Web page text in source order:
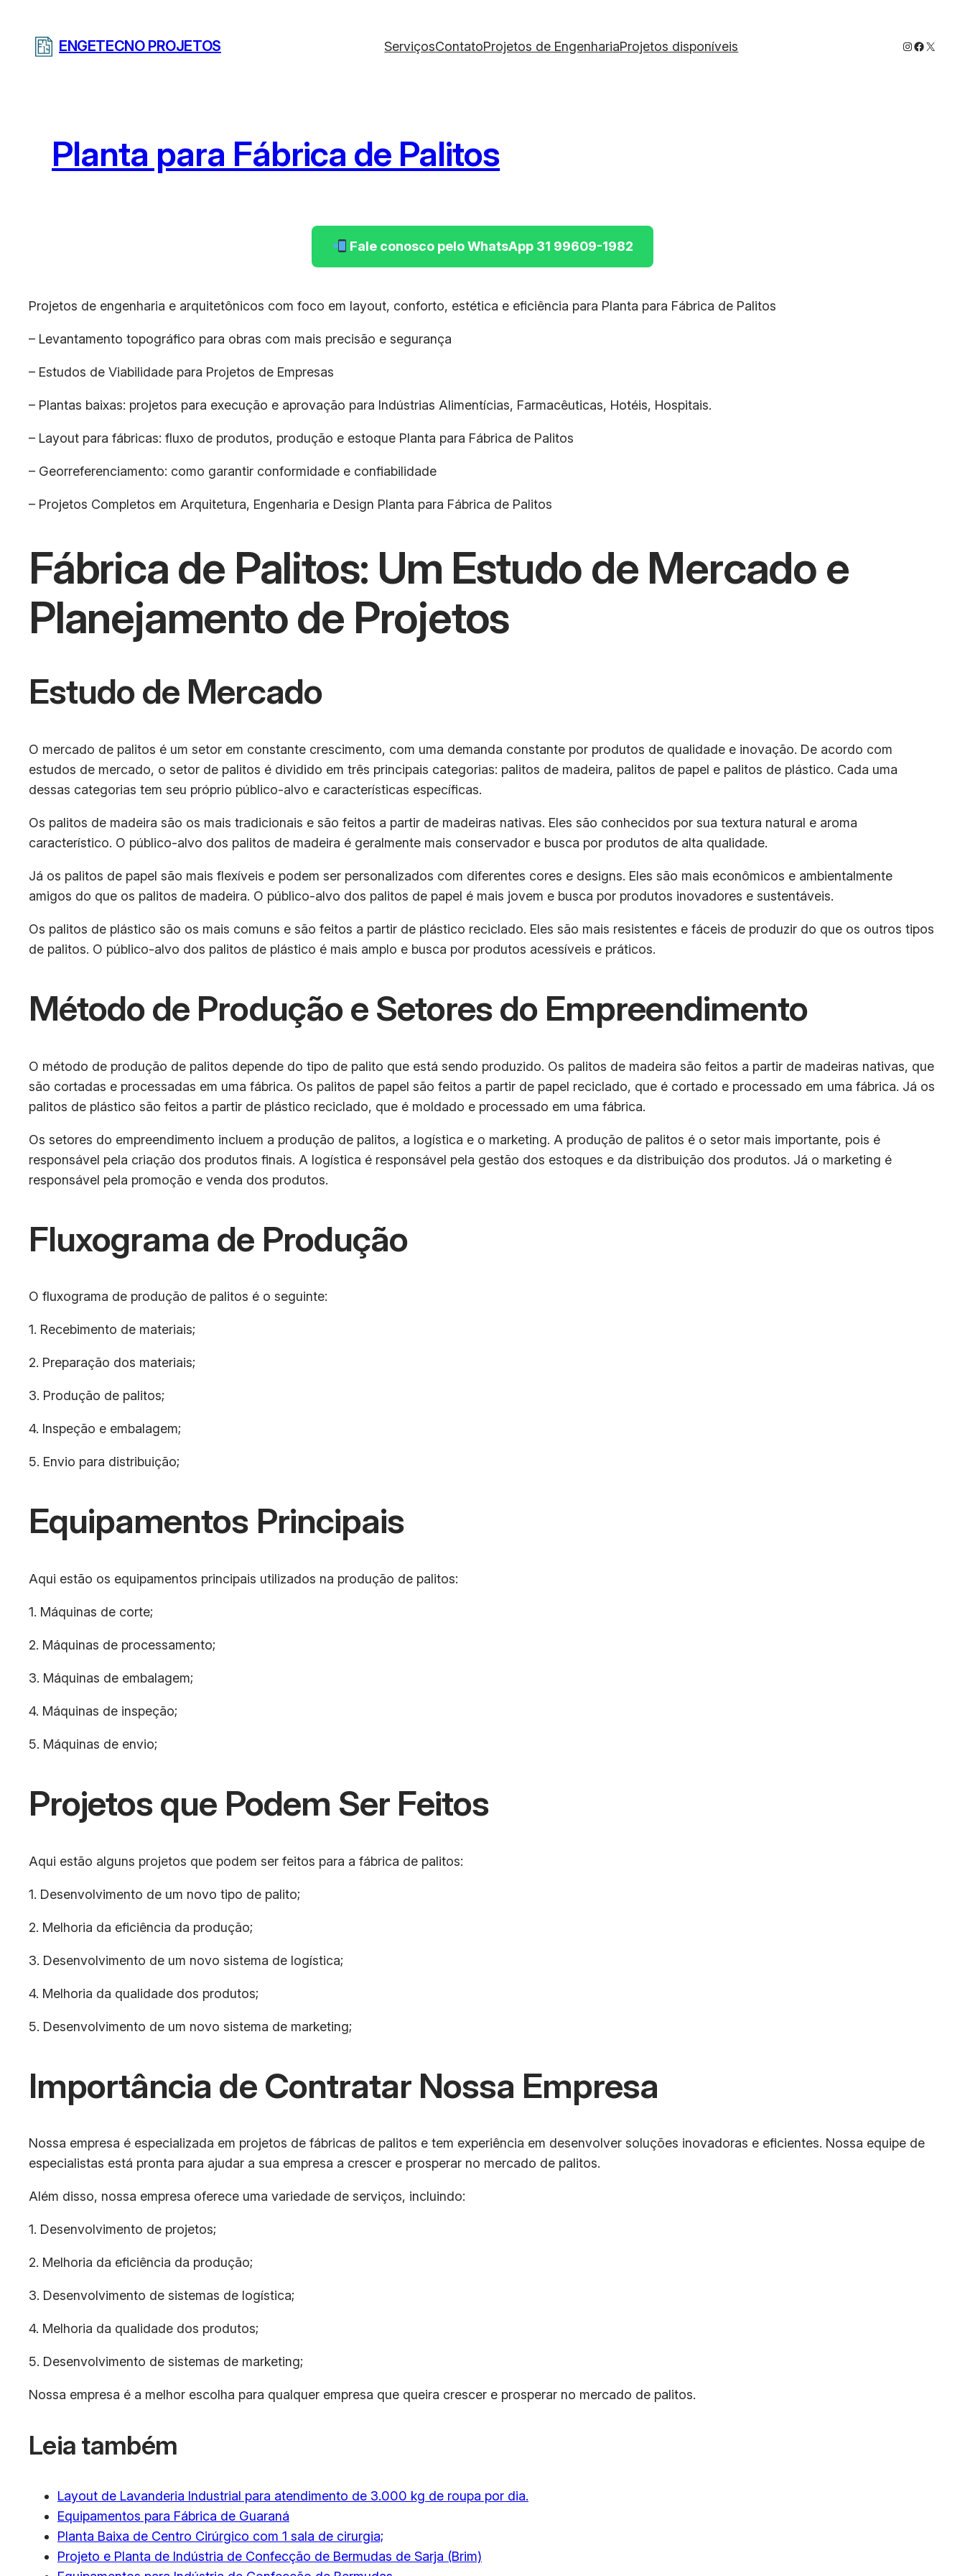
ENGETECNO PROJETOS ServiçosContatoProjetos de EngenhariaProjetos disponíveis Instagram
X
Planta para Fábrica de Palitos
Fale conosco pelo WhatsApp 31 99609-1982
Projetos de engenharia e arquitetônicos com foco em layout, conforto, estética e eficiência para Planta para Fábrica de Palitos
– Levantamento topográfico para obras com mais precisão e segurança
– Estudos de Viabilidade para Projetos de Empresas
– Plantas baixas: projetos para execução e aprovação para Indústrias Alimentícias, Farmacêuticas, Hotéis, Hospitais.
– Layout para fábricas: fluxo de produtos, produção e estoque Planta para Fábrica de Palitos
– Georreferenciamento: como garantir conformidade e confiabilidade
– Projetos Completos em Arquitetura, Engenharia e Design Planta para Fábrica de Palitos
Fábrica de Palitos: Um Estudo de Mercado e
Planejamento de Projetos
Estudo de Mercado
O mercado de palitos é um setor em constante crescimento, com uma demanda constante por produtos de qualidade e inovação. De acordo com
estudos de mercado, o setor de palitos é dividido em três principais categorias: palitos de madeira, palitos de papel e palitos de plástico. Cada uma
dessas categorias tem seu próprio público-alvo e características específicas.
Os palitos de madeira são os mais tradicionais e são feitos a partir de madeiras nativas. Eles são conhecidos por sua textura natural e aroma
característico. O público-alvo dos palitos de madeira é geralmente mais conservador e busca por produtos de alta qualidade.
Já os palitos de papel são mais flexíveis e podem ser personalizados com diferentes cores e designs. Eles são mais econômicos e ambientalmente
amigos do que os palitos de madeira. O público-alvo dos palitos de papel é mais jovem e busca por produtos inovadores e sustentáveis.
Os palitos de plástico são os mais comuns e são feitos a partir de plástico reciclado. Eles são mais resistentes e fáceis de produzir do que os outros tipos
de palitos. O público-alvo dos palitos de plástico é mais amplo e busca por produtos acessíveis e práticos.
Método de Produção e Setores do Empreendimento
O método de produção de palitos depende do tipo de palito que está sendo produzido. Os palitos de madeira são feitos a partir de madeiras nativas, que
são cortadas e processadas em uma fábrica. Os palitos de papel são feitos a partir de papel reciclado, que é cortado e processado em uma fábrica. Já os
palitos de plástico são feitos a partir de plástico reciclado, que é moldado e processado em uma fábrica.
Os setores do empreendimento incluem a produção de palitos, a logística e o marketing. A produção de palitos é o setor mais importante, pois é
responsável pela criação dos produtos finais. A logística é responsável pela gestão dos estoques e da distribuição dos produtos. Já o marketing é
responsável pela promoção e venda dos produtos.
Fluxograma de Produção
O fluxograma de produção de palitos é o seguinte:
1. Recebimento de materiais;
2. Preparação dos materiais;
3. Produção de palitos;
4. Inspeção e embalagem;
5. Envio para distribuição;
Equipamentos Principais
Aqui estão os equipamentos principais utilizados na produção de palitos:
1. Máquinas de corte;
2. Máquinas de processamento;
3. Máquinas de embalagem;
4. Máquinas de inspeção;
5. Máquinas de envio;
Projetos que Podem Ser Feitos
Aqui estão alguns projetos que podem ser feitos para a fábrica de palitos:
1. Desenvolvimento de um novo tipo de palito;
2. Melhoria da eficiência da produção;
3. Desenvolvimento de um novo sistema de logística;
4. Melhoria da qualidade dos produtos;
5. Desenvolvimento de um novo sistema de marketing;
Importância de Contratar Nossa Empresa
Nossa empresa é especializada em projetos de fábricas de palitos e tem experiência em desenvolver soluções inovadoras e eficientes. Nossa equipe de
especialistas está pronta para ajudar a sua empresa a crescer e prosperar no mercado de palitos.
Além disso, nossa empresa oferece uma variedade de serviços, incluindo:
1. Desenvolvimento de projetos;
2. Melhoria da eficiência da produção;
3. Desenvolvimento de sistemas de logística;
4. Melhoria da qualidade dos produtos;
5. Desenvolvimento de sistemas de marketing;
Nossa empresa é a melhor escolha para qualquer empresa que queira crescer e prosperar no mercado de palitos.
Leia também
Layout de Lavanderia Industrial para atendimento de 3.000 kg de roupa por dia.
Equipamentos para Fábrica de Guaraná
Planta Baixa de Centro Cirúrgico com 1 sala de cirurgia;
Projeto e Planta de Indústria de Confecção de Bermudas de Sarja (Brim)